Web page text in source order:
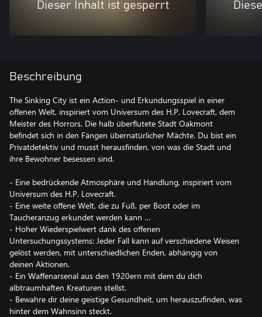
Dieser Inhalt ist gesperrt
Beschreibung
The Sinking City ist ein Action- und Erkundungsspiel in einer
offenen Welt, inspiriert vom Universum des H.P. Lovecraft, dem
Meister des Horrors. Die halb überflutete Stadt Oakmont
befindet sich in den Fängen übernatürlicher Mächte. Du bist ein
Privatdetektiv und musst herausfinden, von was die Stadt und
ihre Bewohner besessen sind.
- Eine bedrückende Atmosphäre und Handlung, inspiriert vom
Universum des H.P. Lovecraft.
- Eine weite offene Welt, die zu Fuß, per Boot oder im
Taucheranzug erkundet werden kann …
- Hoher Wiederspielwert dank des offenen
Untersuchungssystems: Jeder Fall kann auf verschiedene Weisen
gelöst werden, mit unterschiedlichen Enden, abhängig von
deinen Aktionen.
- Ein Waffenarsenal aus den 1920ern mit dem du dich
albtraumhaften Kreaturen stellst.
- Bewahre dir deine geistige Gesundheit, um herauszufinden, was
hinter dem Wahnsinn steckt.